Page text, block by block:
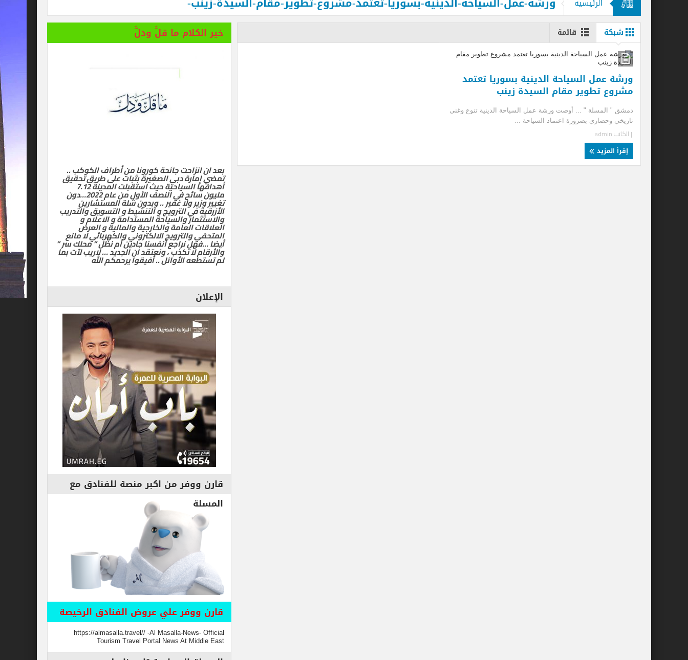
قحت (حمالة الحطب).. العمالة وديمقراطية الدم في السودان .. بقلم الصحفي الكبير محمد عبد القادر
الدفاع عن الحضارة ترفض الرد المستفز لبطلة كليوباترا وتصدر بيانها الثاني
الرئيسيه
شبكة قائمة
ورشة عمل السياحة الدينية بسوريا تعتمد
مشروع تطوير مقام السيدة زينب
دمشق " المسلة " ... أوصت ورشة عمل السياحة الدينية تنوع وغنى
تاريخي وحضاري بضرورة اعتماد السياحة ...
| الكاتبadmin
إقرأ المزيد
خير الكلام ما قلَّ ودلَّ
بعد ان انزاحت جائحة كورونا من أطراف الكوكب ..
تمضي إمارة دبي الصغيرة بثبات على طريق تحقيق
أهدافها السياحية حيث استقبلت المدينة 7.12
مليون سائح في النصف الأول من عام 2022…دون
تغيير وزير ولا غفير .. وبدون شلة المستشارين
الأزرقية في الترويج و التنشيط و التسويق والتدريب
والاستثمار والسياحة المستدامة و الاعلام و
العلاقات العامة والخارجية والمالية و العرض
المتحفي والترويج الالكتروني والكهربائي لا مانع
أيضا …فهل نراجع أنفسنا جادين أم نظل ” محلك سر ”
والأرقام لا تكذب ، ونعتقد ان الجديد … لاريب لآت بما
لم تستطعه الأوائل .. أفيقوا يرحمكم الله
الإعلان
قارن ووفر من اكبر منصة للفنادق مع
المسلة
قارن ووفر علي عروض الفنادق الرخيصة
https://almasalla.travel// -Al Masalla-News- Official
Tourism Travel Portal News At Middle East